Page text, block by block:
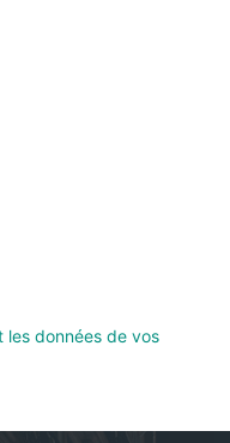
les données de vos